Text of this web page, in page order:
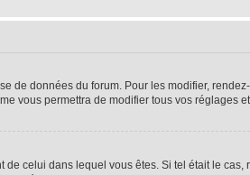
de données du forum. Pour les modifier,
vous permettra de modifier tous vos réglages
de celui dans lequel vous êtes. Si tel était le